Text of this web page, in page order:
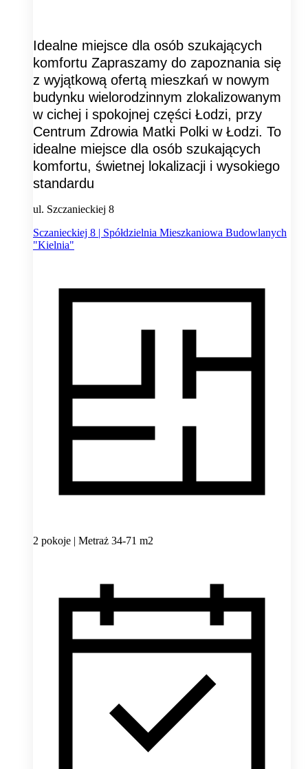
Idealne miejsce dla osób szukających
komfortu Zapraszamy do zapoznania się
z wyjątkową ofertą mieszkań w nowym
budynku wielorodzinnym zlokalizowanym
w cichej i spokojnej części Łodzi, przy
Centrum Zdrowia Matki Polki w Łodzi. To
idealne miejsce dla osób szukających
komfortu, świetnej lokalizacji i wysokiego
standardu
ul. Szczanieckiej 8
Sczanieckiej 8 | Spółdzielnia Mieszkaniowa Budowlanych
"Kielnia"
2 pokoje | Metraż 34-71 m2